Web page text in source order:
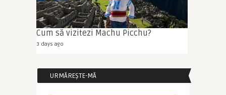
Cum să vizitezi Machu Picchu?
3 days ago
URMĂREȘTE-MĂ